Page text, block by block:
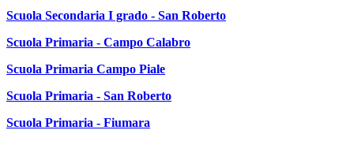
Scuola Secondaria I grado - San Roberto
Scuola Primaria - Campo Calabro
Scuola Primaria Campo Piale
Scuola Primaria - San Roberto
Scuola Primaria - Fiumara